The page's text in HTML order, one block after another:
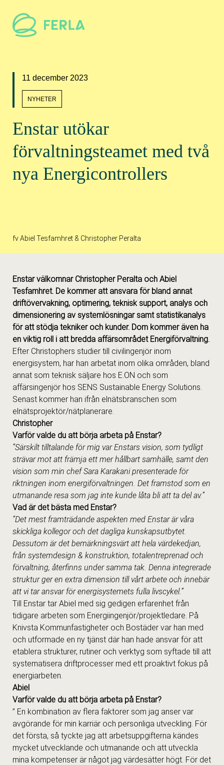
11 december 2023
NYHETER
Enstar utökar
förvaltningsteamet med två
nya Energicontrollers
fv Abiel Tesfamhret & Christopher Peralta
Enstar välkomnar Christopher Peralta och Abiel
Tesfamhret. De kommer att ansvara för bland annat
driftövervakning, optimering, teknisk support, analys och
dimensionering av systemlösningar samt statistikanalys
för att stödja tekniker och kunder. Dom kommer även ha
en viktig roll i att bredda affärsområdet Energiförvaltning.
Efter Christophers studier till civilingenjör inom
energisystem, har han arbetat inom olika områden, bland
annat som teknisk säljare hos E.ON och som
affärsingenjör hos SENS Sustainable Energy Solutions.
Senast kommer han ifrån elnätsbranschen som
elnätsprojektör/nätplanerare.
Christopher
Varför valde du att börja arbeta på Enstar?
”Särskilt tilltalande för mig var Enstars vision, som tydligt
strävar mot att främja ett mer hållbart samhälle, samt den
vision som min chef Sara Karakani presenterade för
riktningen inom energiförvaltningen. Det framstod som en
utmanande resa som jag inte kunde låta bli att ta del av.”
Vad är det bästa med Enstar?
”Det mest framträdande aspekten med Enstar är våra
skickliga kollegor och det dagliga kunskapsutbytet.
Dessutom är det bemärkningsvärt att hela värdekedjan,
från systemdesign & konstruktion, totalentreprenad och
förvaltning, återfinns under samma tak. Denna integrerade
struktur ger en extra dimension till vårt arbete och innebär
att vi tar ansvar för energisystemets fulla livscykel.”
Till Enstar tar Abiel med sig gedigen erfarenhet från
tidigare arbeten som Energiingenjör/projektledare. På
Knivsta Kommunfastigheter och Bostäder var han med
och utformade en ny tjänst där han hade ansvar för att
etablera strukturer, rutiner och verktyg som syftade till att
systematisera driftprocesser med ett proaktivt fokus på
energiarbeten.
Abiel
Varför valde du att börja arbeta på Enstar?
” En kombination av flera faktorer som jag anser var
avgörande för min karriär och personliga utveckling. För
det första, så tyckte jag att arbetsuppgifterna kändes
mycket utvecklande och utmanande och att utveckla
mina kompetenser är något jag värdesätter högt. För det